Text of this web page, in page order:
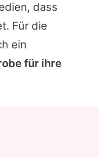
dass
Für die
ein
für ihre